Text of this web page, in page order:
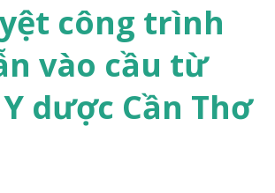
công trình
vào cầu từ
dược Cần Thơ